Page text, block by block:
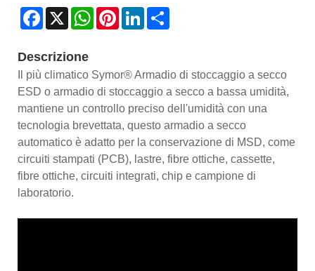
Facebook
X WhatsAppPinterestLinkedIn
Descrizione
Il più climatico Symor® Armadio di stoccaggio a secco
ESD o armadio di stoccaggio a secco a bassa umidità,
mantiene un controllo preciso dell'umidità con una
tecnologia brevettata, questo armadio a secco
automatico è adatto per la conservazione di MSD, come
circuiti stampati (PCB), lastre, fibre ottiche, cassette,
fibre ottiche, circuiti integrati, chip e campione di
laboratorio.